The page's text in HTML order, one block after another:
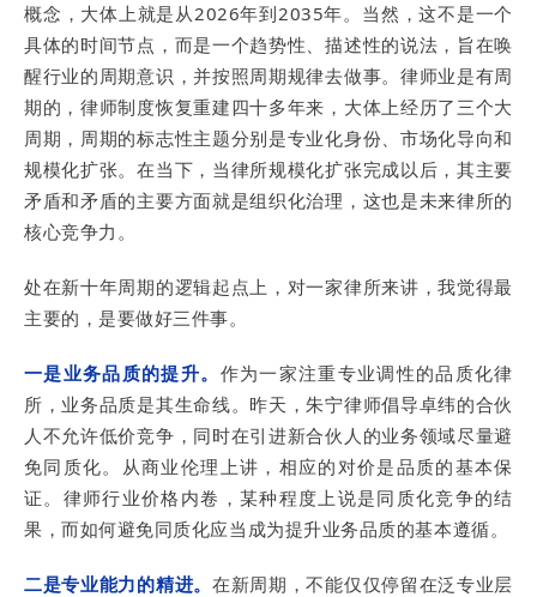
概念，大体上就是从2026年到2035年。当然，这不是一个
具体的时间节点，而是一个趋势性、描述性的说法，旨在唤
醒行业的周期意识，并按照周期规律去做事。律师业是有周
期的，律师制度恢复重建四十多年来，大体上经历了三个大
周期，周期的标志性主题分别是专业化身份、市场化导向和
规模化扩张。在当下，当律所规模化扩张完成以后，其主要
矛盾和矛盾的主要方面就是组织化治理，这也是未来律所的
核心竞争力。
处在新十年周期的逻辑起点上，对一家律所来讲，我觉得最
主要的，是要做好三件事。
一是业务品质的提升。 作为一家注重专业调性的品质化律
所，业务品质是其生命线。昨天，朱宁律师倡导卓纬的合伙
人不允许低价竞争，同时在引进新合伙人的业务领域尽量避
免同质化。从商业伦理上讲，相应的对价是品质的基本保
证。律师行业价格内卷，某种程度上说是同质化竞争的结
果，而如何避免同质化应当成为提升业务品质的基本遵循。
二是专业能力的精进。 在新周期，不能仅仅停留在泛专业层